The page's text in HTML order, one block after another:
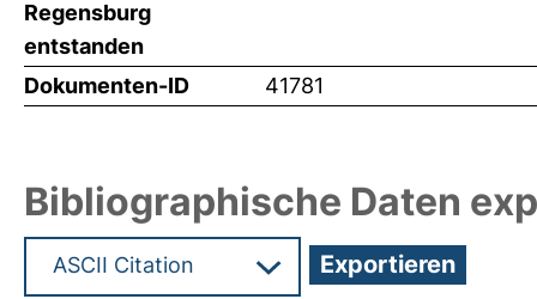
Regensburg
entstanden
Dokumenten-ID 41781
Bibliographische Daten